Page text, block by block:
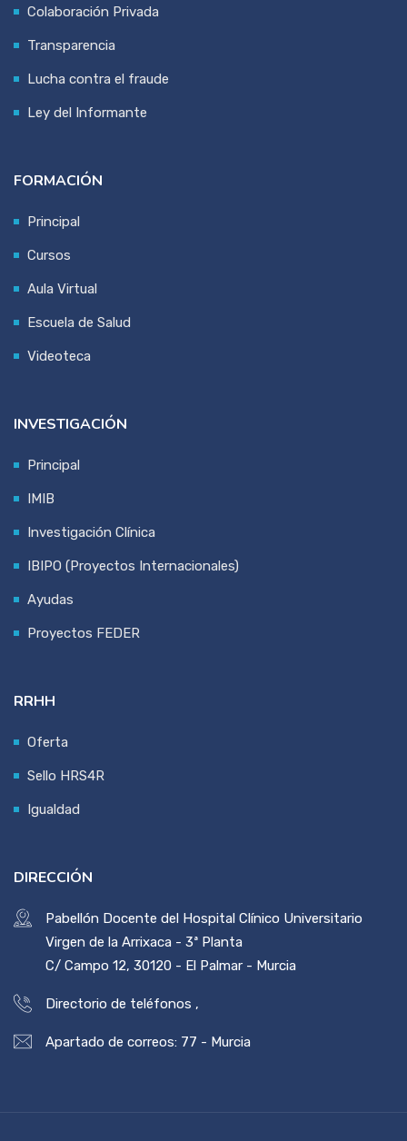
Colaboración Privada
Transparencia
Lucha contra el fraude
Ley del Informante
FORMACIÓN
Principal
Cursos
Aula Virtual
Escuela de Salud
Videoteca
INVESTIGACIÓN
Principal
IMIB
Investigación Clínica
IBIPO (Proyectos Internacionales)
Ayudas
Proyectos FEDER
RRHH
Oferta
Sello HRS4R
Igualdad
DIRECCIÓN
Pabellón Docente del Hospital Clínico Universitario
Virgen de la Arrixaca - 3ª Planta
C/ Campo 12, 30120 - El Palmar - Murcia
Directorio de teléfonos ,
Apartado de correos: 77 - Murcia